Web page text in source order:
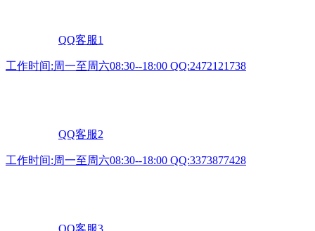
QQ客服1
工作时间:周一至周六08:30--18:00 QQ:2472121738
QQ客服2
工作时间:周一至周六08:30--18:00 QQ:3373877428
QQ客服3